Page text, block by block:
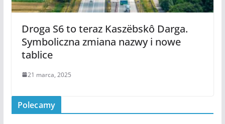
Droga S6 to teraz Kaszëbskô Darga.
Symboliczna zmiana nazwy i nowe
tablice
21 marca, 2025
Polecamy